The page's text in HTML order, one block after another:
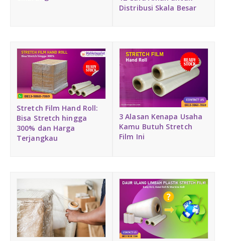
Heavy Duty
PRODUK LAIN
Dunnage Air Bag
Stretch Film
Opp Tape
Plastik PE
DAFTAR ISI
KONTAK
Distribusi Skala Besar
Stretch Film Hand Roll:
Bisa Stretch hingga
300% dan Harga
Terjangkau
3 Alasan Kenapa Usaha
Kamu Butuh Stretch
Film Ini